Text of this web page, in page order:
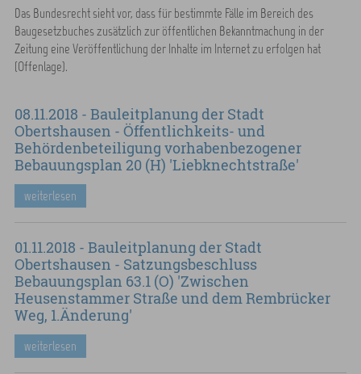
Das Bundesrecht sieht vor, dass für bestimmte Fälle im Bereich des
Baugesetzbuches zusätzlich zur öffentlichen Bekanntmachung in der
Zeitung eine Veröffentlichung der Inhalte im Internet zu erfolgen hat
(Offenlage).
08.11.2018 - Bauleitplanung der Stadt
Obertshausen - Öffentlichkeits- und
Behördenbeteiligung vorhabenbezogener
Bebauungsplan 20 (H) 'Liebknechtstraße'
weiterlesen
01.11.2018 - Bauleitplanung der Stadt
Obertshausen - Satzungsbeschluss
Bebauungsplan 63.1 (O) 'Zwischen
Heusenstammer Straße und dem Rembrücker
Weg, 1.Änderung'
weiterlesen